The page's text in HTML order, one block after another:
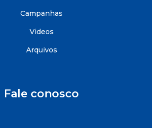
Campanhas
Videos
Arquivos
Fale conosco